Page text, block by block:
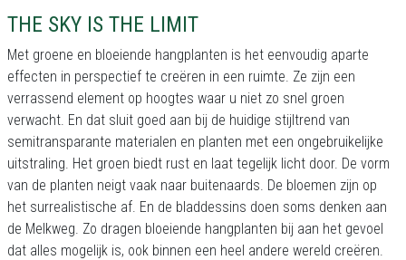
THE SKY IS THE LIMIT
Met groene en bloeiende hangplanten is het eenvoudig aparte
effecten in perspectief te creëren in een ruimte. Ze zijn een
verrassend element op hoogtes waar u niet zo snel groen
verwacht. En dat sluit goed aan bij de huidige stijltrend van
semitransparante materialen en planten met een ongebruikelijke
uitstraling. Het groen biedt rust en laat tegelijk licht door. De vorm
van de planten neigt vaak naar buitenaards. De bloemen zijn op
het surrealistische af. En de bladdessins doen soms denken aan
de Melkweg. Zo dragen bloeiende hangplanten bij aan het gevoel
dat alles mogelijk is, ook binnen een heel andere wereld creëren.